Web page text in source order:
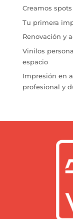
Creamos
Tu primera
Renovación y
Vinilos
espacio
Impresión en
profesional y